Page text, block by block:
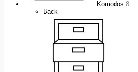
Komodos 8
Back